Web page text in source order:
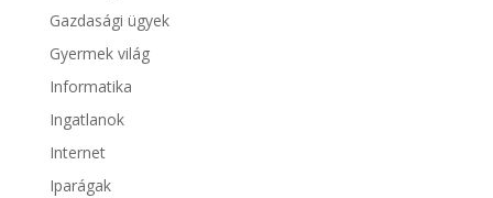
Gazdasági ügyek
Gyermek világ
Informatika
Ingatlanok
Internet
Iparágak